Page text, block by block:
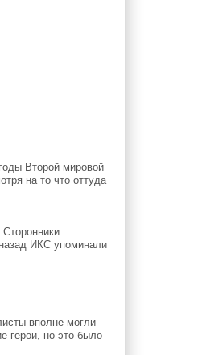
Второй мировой
на то что оттуда
ИКС упоминали
вполне могли
герои, но это было